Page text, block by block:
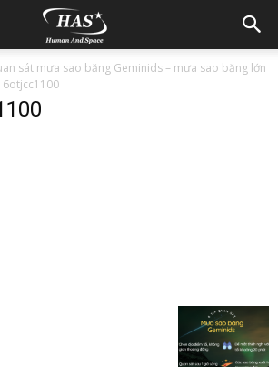
sát mưa sao băng Geminids – mưa sao băng lớn